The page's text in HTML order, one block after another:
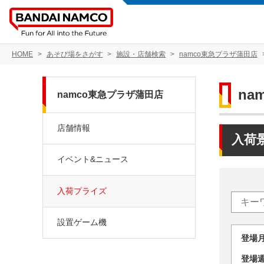
HOME あそび場をさがす 施設・店舗検索 namco東急プラザ蒲田店
入荷
登
登
namco東急プラザ蒲田店
店舗情報
イベント&ニュース
入荷プライズ
設置ゲーム機